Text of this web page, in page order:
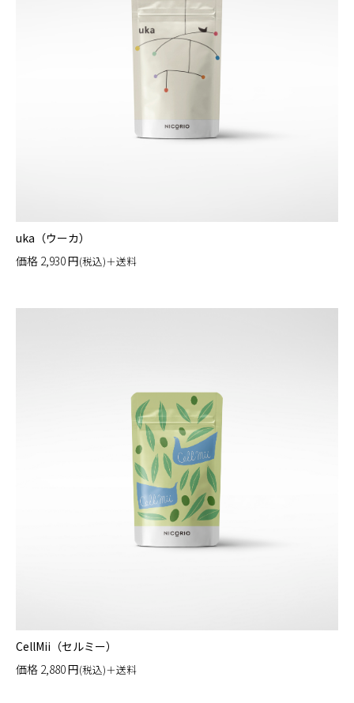
uka（ウーカ）
価格 2,930円(税込)＋送料
CellMii（セルミー）
価格 2,880円(税込)＋送料